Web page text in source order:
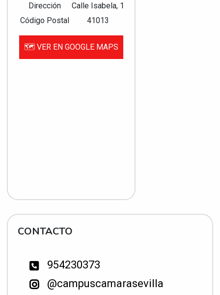
Dirección
Calle Isabela, 1
Código Postal
41013
🗺️ VER EN GOOGLE MAPS
CONTACTO
954230373
@campuscamarasevilla